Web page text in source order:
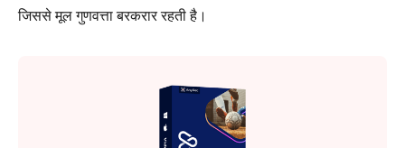
जिससे मूल गुणवत्ता बरकरार रहती है।